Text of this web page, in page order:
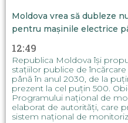
Moldova vrea să dubleze
pentru mașinile electrice
12:49
Republica Moldova își
stațiilor publice de
până în anul 2030, de la
prezent la cel puțin 500.
Programului național de
elaborat de autorități, care
sistem național de